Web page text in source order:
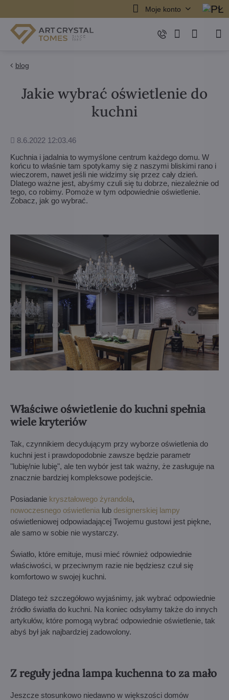
Moje konto
blog
Jakie wybrać oświetlenie do
kuchni
Dodane
8.6.2022 12:03.46
Kuchnia i jadalnia to wymyślone centrum każdego domu. W
końcu to właśnie tam spotykamy się z naszymi bliskimi rano i
wieczorem, nawet jeśli nie widzimy się przez cały dzień.
Dlatego ważne jest, abyśmy czuli się tu dobrze, niezależnie od
tego, co robimy. Pomoże w tym odpowiednie oświetlenie.
Zobacz, jak go wybrać.
Właściwe oświetlenie do kuchni spełnia
wiele kryteriów
Tak, czynnikiem decydującym przy wyborze oświetlenia do
kuchni jest i prawdopodobnie zawsze będzie parametr
"lubię/nie lubię", ale ten wybór jest tak ważny, że zasługuje na
znacznie bardziej kompleksowe podejście.
Posiadanie kryształowego żyrandola,
nowoczesnego oświetlenia lub designerskiej lampy
oświetleniowej odpowiadającej Twojemu gustowi jest piękne,
ale samo w sobie nie wystarczy.
Światło, które emituje, musi mieć również odpowiednie
właściwości, w przeciwnym razie nie będziesz czuł się
komfortowo w swojej kuchni.
Dlatego też szczegółowo wyjaśnimy, jak wybrać odpowiednie
źródło światła do kuchni. Na koniec odsyłamy także do innych
artykułów, które pomogą wybrać odpowiednie oświetlenie, tak
abyś był jak najbardziej zadowolony.
Z reguły jedna lampa kuchenna to za mało
Jeszcze stosunkowo niedawno w większości domów